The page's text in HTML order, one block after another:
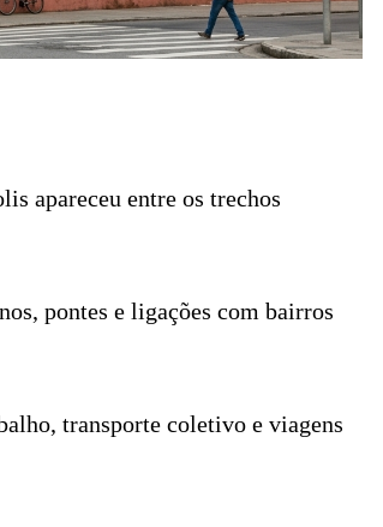
apareceu entre os trechos
pontes e ligações com bairros
transporte coletivo e viagens